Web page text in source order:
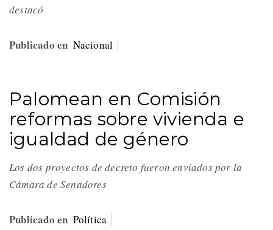
destacó
Publicado en Nacional
Palomean en Comisión
reformas sobre vivienda e
igualdad de género
Los dos proyectos de decreto fueron enviados por la
Cámara de Senadores
Publicado en Política